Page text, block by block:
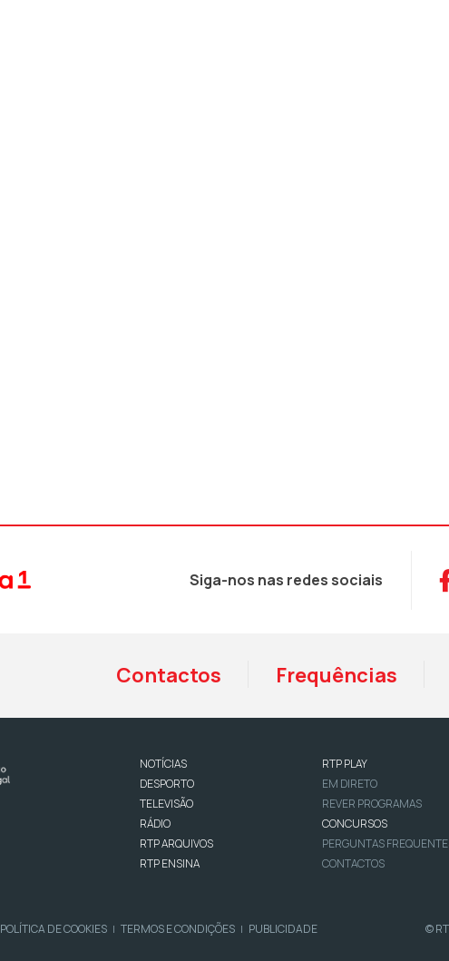
Siga-nos nas redes sociais
Contactos Frequências
NOTÍCIAS
DESPORTO
TELEVISÃO
RÁDIO
RTP ARQUIVOS
RTP ENSINA
RTP PLAY
EM DIRETO
REVER PROGRAMAS
CONCURSOS
PERGUNTAS
CONTACTOS
POLÍTICA DE COOKIES | TERMOS E CONDIÇÕES | PUBLICIDADE ©